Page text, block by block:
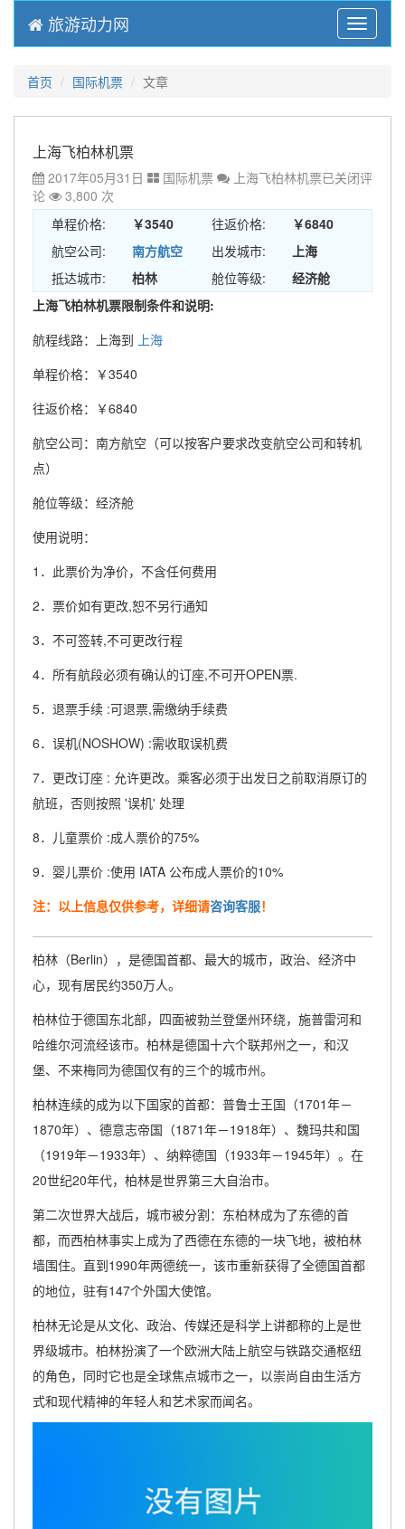
Menu
旅游动力网
首页 国际机票 文章
上海飞柏林机票
2017年05月31日 国际机票 上海飞柏林机票已关闭评
论
3,800 次
单程价格:
￥3540 往返价格:
￥6840
航空公司:
南方航空 出发城市:
上海
抵达城市:
柏林 舱位等级:
经济舱
上海飞柏林机票限制条件和说明:
航程线路：上海到 上海
单程价格：￥3540
往返价格：￥6840
航空公司：南方航空（可以按客户要求改变航空公司和转机
点）
舱位等级：经济舱
使用说明：
1．此票价为净价，不含任何费用
2．票价如有更改,恕不另行通知
3．不可签转,不可更改行程
4．所有航段必须有确认的订座,不可开OPEN票.
5．退票手续 :可退票,需缴纳手续费
6．误机(NOSHOW) :需收取误机费
7．更改订座 : 允许更改。乘客必须于出发日之前取消原订的
航班，否则按照 '误机' 处理
8．儿童票价 :成人票价的75%
9．婴儿票价 :使用 IATA 公布成人票价的10%
注：以上信息仅供参考，详细请咨询客服！
柏林（Berlin），是德国首都、最大的城市，政治、经济中
心，现有居民约350万人。
柏林位于德国东北部，四面被勃兰登堡州环绕，施普雷河和
哈维尔河流经该市。柏林是德国十六个联邦州之一，和汉
堡、不来梅同为德国仅有的三个的城市州。
柏林连续的成为以下国家的首都：普鲁士王国（1701年－
1870年）、德意志帝国（1871年－1918年）、魏玛共和国
（1919年－1933年）、纳粹德国（1933年－1945年）。在
20世纪20年代，柏林是世界第三大自治市。
第二次世界大战后，城市被分割：东柏林成为了东德的首
都，而西柏林事实上成为了西德在东德的一块飞地，被柏林
墙围住。直到1990年两德统一，该市重新获得了全德国首都
的地位，驻有147个外国大使馆。
柏林无论是从文化、政治、传媒还是科学上讲都称的上是世
界级城市。柏林扮演了一个欧洲大陆上航空与铁路交通枢纽
的角色，同时它也是全球焦点城市之一，以崇尚自由生活方
式和现代精神的年轻人和艺术家而闻名。